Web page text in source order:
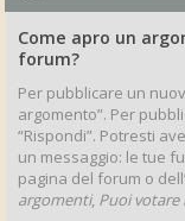
Come apro un
forum?
Per pubblicare un
argomento”. Per
“Rispondi”. Potresti
un messaggio: le tue
pagina del forum o
argomenti, Puoi votare